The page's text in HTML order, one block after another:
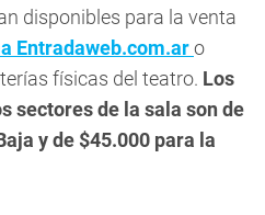
disponibles para la venta
Entradaweb.com.aro
físicas del teatro. Los
sectores de la sala son de
y de $45.000 para la